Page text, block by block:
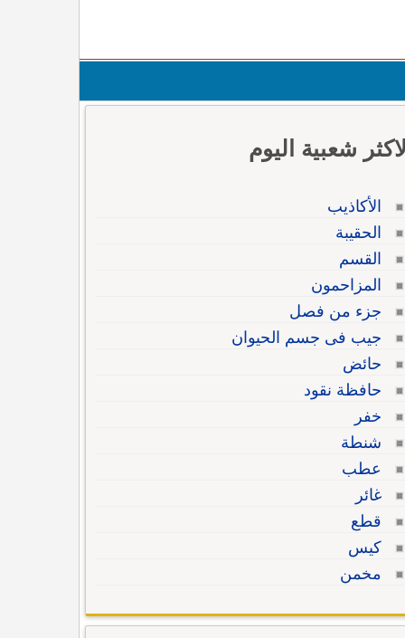
الاكثر شعبية اليوم
الأكاذيب
الحقيبة
القسم
المزاحمون
جزء من فصل
جيب فى جسم الحيوان
حائض
حافظة نقود
خفر
شنطة
عطب
غائر
قطع
كيس
مخمن